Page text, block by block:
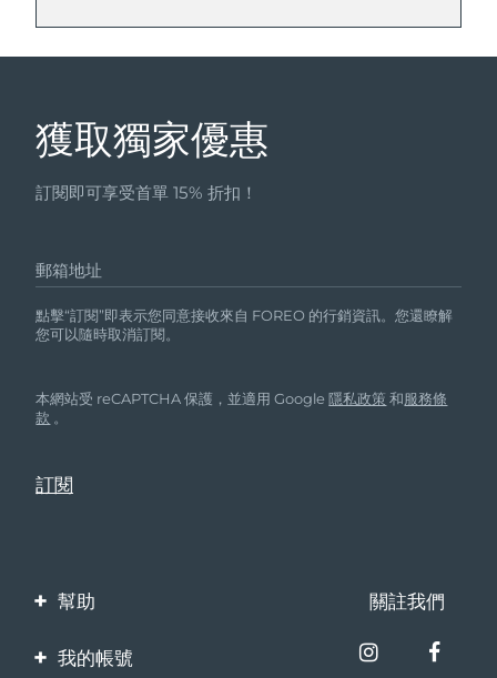
獲取獨家優惠
訂閱即可享受首單 15% 折扣！
郵箱地址
點擊“訂閱”即表示您同意接收來自 FOREO 的行銷資訊。您還瞭解
您可以隨時取消訂閱。
本網站受 reCAPTCHA 保護，並適用 Google隱私政策 和服務條
款 。
幫助
聯繫我們
關註我們
我的帳號